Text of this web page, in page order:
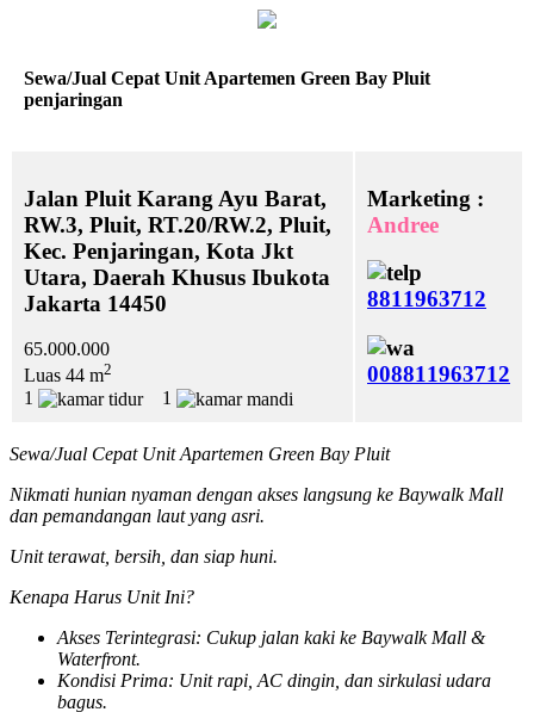
Sewa/Jual Cepat Unit Apartemen Green Bay Pluit
penjaringan
Jalan Pluit Karang Ayu Barat,
RW.3, Pluit, RT.20/RW.2, Pluit,
Kec. Penjaringan, Kota Jkt
Utara, Daerah Khusus Ibukota
Jakarta 14450
65.000.000
Luas 44 m2
1 1
Marketing :
Andree
8811963712
008811963712
Sewa/Jual Cepat Unit Apartemen Green Bay Pluit
Nikmati hunian nyaman dengan akses langsung ke Baywalk Mall
dan pemandangan laut yang asri.
Unit terawat, bersih, dan siap huni.
Kenapa Harus Unit Ini?
Akses Terintegrasi: Cukup jalan kaki ke Baywalk Mall &
Waterfront.
Kondisi Prima: Unit rapi, AC dingin, dan sirkulasi udara
bagus.